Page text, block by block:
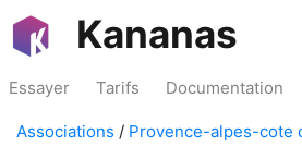
Kananas
Essayer Tarifs Documentation
Associations / Provence-alpes-cote